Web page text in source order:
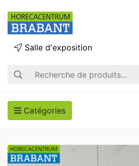
Recherche
Salle d'exposition
Catégories